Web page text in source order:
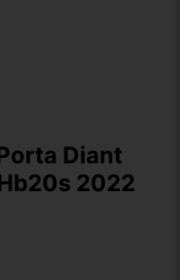
Diant
2022